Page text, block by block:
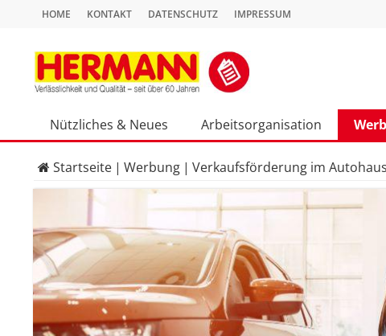
HOME KONTAKT DATENSCHUTZ IMPRESSUM
Nützliches & Neues Arbeitsorganisation
Startseite | Werbung | Verkaufsförderung im